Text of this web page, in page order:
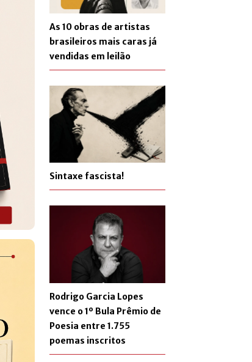
As 10 obras de artistas
brasileiros mais caras já
vendidas em leilão
Sintaxe fascista!
Rodrigo Garcia Lopes
vence o 1º Bula Prêmio de
Poesia entre 1.755
poemas inscritos